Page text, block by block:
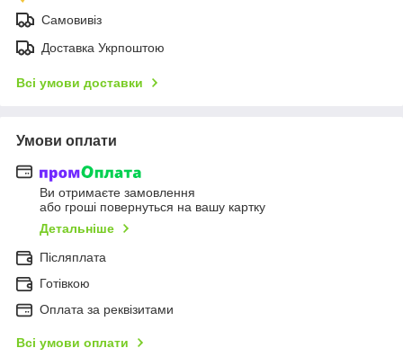
Самовивіз
Доставка Укрпоштою
Всі умови доставки
Умови оплати
Ви отримаєте замовлення
або гроші повернуться на вашу картку
Детальніше
Післяплата
Готівкою
Оплата за реквізитами
Всі умови оплати